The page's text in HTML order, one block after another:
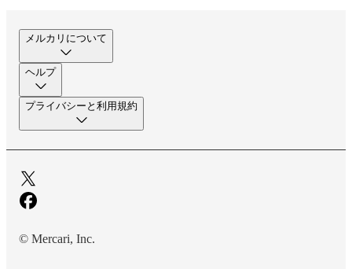
メルカリについて
ヘルプ
プライバシーと利用規約
© Mercari, Inc.